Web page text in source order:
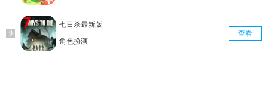
七日杀最新版
角色扮演
查看